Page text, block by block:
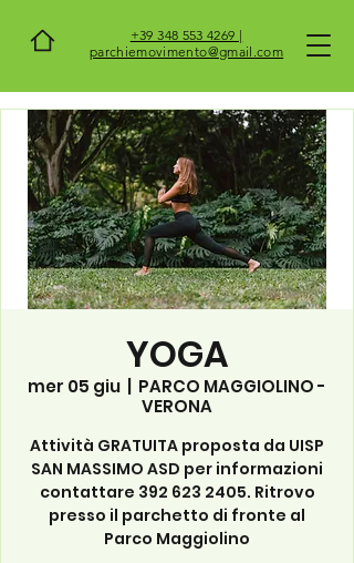
+39 348 553 4269 |
parchiemovimento@gmail.com
YOGA
mer 05 giu
PARCO MAGGIOLINO -
VERONA
Attività GRATUITA proposta da UISP
SAN MASSIMO ASD per informazioni
contattare 392 623 2405. Ritrovo
presso il parchetto di fronte al
Parco Maggiolino